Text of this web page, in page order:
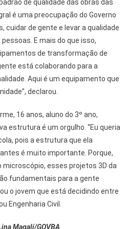
de qualidade das obras das
é uma preocupação do Governo
cuidar de gente e levar a qualidade
E mais do que isso,
de transformação de
está colaborando para a
Aqui é um equipamento que
declarou.
16 anos, aluno do 3º ano,
estrutura é um orgulho. “Eu queria
pois a estrutura que ela
é muito importante. Porque,
esses projetos 3D da
fundamentais para a gente
o jovem que está decidindo entre
Engenharia Civil.
Magalí/GOVBA